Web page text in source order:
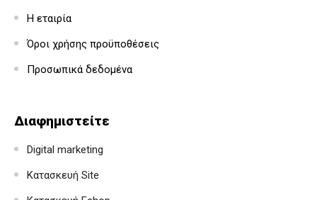
Η εταιρία
Όροι χρήσης προϋποθέσεις
Προσωπικά δεδομένα
Διαφημιστείτε
Digital marketing
Κατασκευή Site